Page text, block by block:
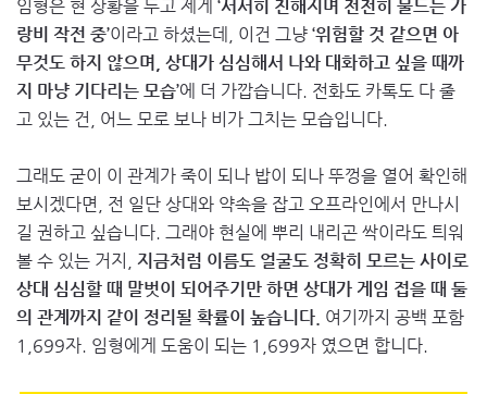
임형은 현 상황을 두고 제게 ‘서서히 친해지며 천천히 물드는 가
랑비 작전 중’이라고 하셨는데, 이건 그냥 ‘위험할 것 같으면 아
무것도 하지 않으며, 상대가 심심해서 나와 대화하고 싶을 때까
지 마냥 기다리는 모습’에 더 가깝습니다. 전화도 카톡도 다 줄
고 있는 건, 어느 모로 보나 비가 그치는 모습입니다.
그래도 굳이 이 관계가 죽이 되나 밥이 되나 뚜껑을 열어 확인해
보시겠다면, 전 일단 상대와 약속을 잡고 오프라인에서 만나시
길 권하고 싶습니다. 그래야 현실에 뿌리 내리곤 싹이라도 틔워
볼 수 있는 거지, 지금처럼 이름도 얼굴도 정확히 모르는 사이로
상대 심심할 때 말벗이 되어주기만 하면 상대가 게임 접을 때 둘
의 관계까지 같이 정리될 확률이 높습니다. 여기까지 공백 포함
1,699자. 임형에게 도움이 되는 1,699자 였으면 합니다.